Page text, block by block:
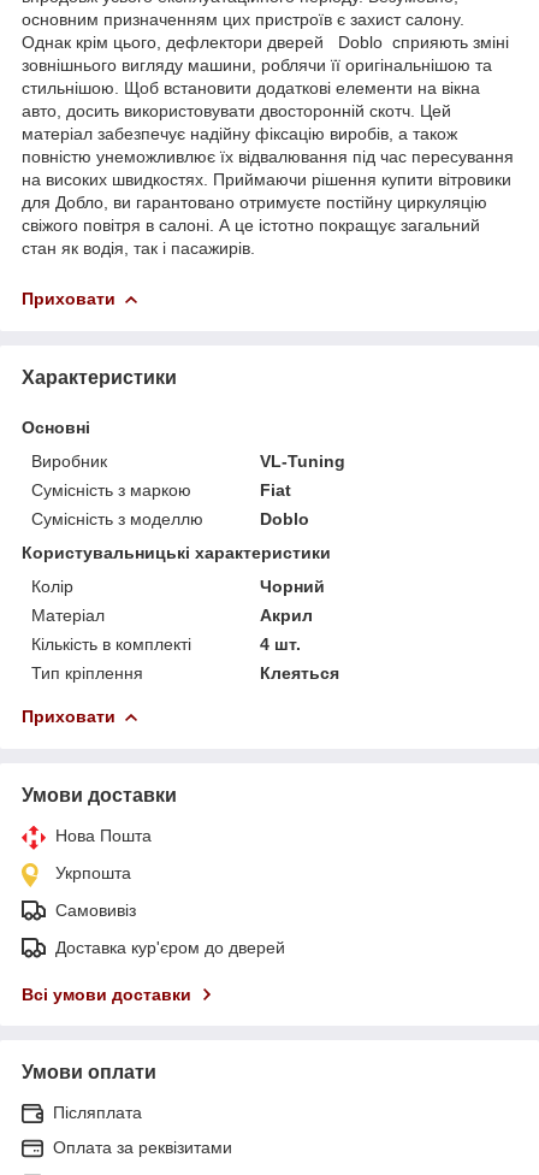
основним призначенням цих пристроїв є захист салону.
Однак крім цього, дефлектори дверей Doblo сприяють зміні
зовнішнього вигляду машини, роблячи її оригінальнішою та
стильнішою. Щоб встановити додаткові елементи на вікна
авто, досить використовувати двосторонній скотч. Цей
матеріал забезпечує надійну фіксацію виробів, а також
повністю унеможливлює їх відвалювання під час пересування
на високих швидкостях. Приймаючи рішення купити вітровики
для Добло, ви гарантовано отримуєте постійну циркуляцію
свіжого повітря в салоні. А це істотно покращує загальний
стан як водія, так і пасажирів.
Приховати
Характеристики
Основні
Виробник
VL-Tuning
Сумісність з маркою
Fiat
Сумісність з моделлю
Doblo
Користувальницькі характеристики
Колір
Чорний
Матеріал
Акрил
Кількість в комплекті
4 шт.
Тип кріплення
Клеяться
Приховати
Умови доставки
Нова Пошта
Укрпошта
Самовивіз
Доставка кур'єром до дверей
Всі умови доставки
Умови оплати
Післяплата
Оплата за реквізитами